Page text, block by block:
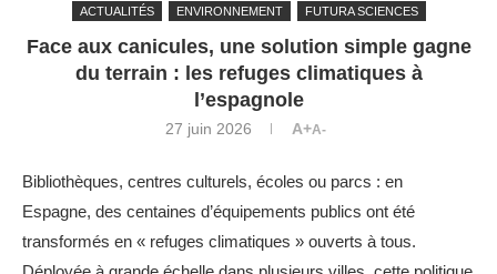
ACTUALITÉS ENVIRONNEMENT FUTURA SCIENCES
Face aux canicules, une solution simple gagne
du terrain : les refuges climatiques à
l’espagnole
27 juin 2026 A+A-
Bibliothèques, centres culturels, écoles ou parcs : en
Espagne, des centaines d’équipements publics ont été
transformés en « refuges climatiques » ouverts à tous.